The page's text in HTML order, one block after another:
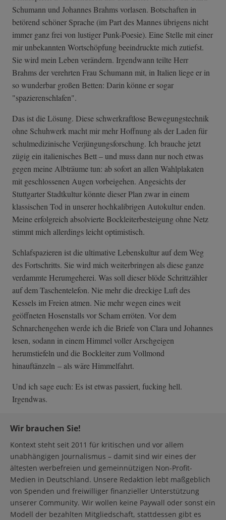
Schumann und Johannes Brahms vorlasen. Botschaften in
betörend schöner Sprache (im Part des Mannes übrigens nicht
immer ganz frei von lustiger Punk-Poesie). Eine Stelle mit einer
mir unbekannten Wortschöpfung beeindruckte mich zutiefst.
Sie wird mein Leben verändern. Irgendwann teilte Herr
Brahms der verehrten Frau Schumann mit, in Italien liege er in
so wunderbar großen Betten: Darin könne er sogar
"spazierenschlafen".
Das ist die Lösung. Diese schwerkraftlose Bewegungstechnik
ohne Schuhwerk macht mir mehr Hoffnung als der Laden für
schulmedizinische Verjüngungsforschung. Ich brauche jetzt
zügig ein italienisches Bett – und muss dann nur noch etwas
gegen meine Albträume tun: ab sofort an allen Wahlplakaten
mit geschlossenen Augen vorbeigehen. Angesichts der
Stuttgarter Stadtkultur könnte dieser Plan zwar in einem
klassischen Tod in unserer hochkalibrigen Autokultur enden.
Meine erfolgreich absolvierte Bockleiterbesteigung ohne Netz
stimmt mich allerdings leicht optimistisch.
Schlafspazieren ist die ultimative Lebenskultur auf dem Weg
des Fortschritts. Sie wird mich weiterbringen als diese ganze
verdammte Herumgeherei. Was soll dieser blöde Schrittzähler
auf dem Taschentelefon. Nie mehr die dreckige Luft des
Kessels im Freien atmen. Nie mehr wegen eines weit
geöffneten Hosenstalls vor Scham erröten. Vor dem
Schnarchengehen werde ich die Briefe von Clara und Johannes
lesen, sodann in einem Himmel voller Arschgeigen
herumstiefeln und die Bockleiter zum Vollmond
hinauftänzeln – als wäre Himmelfahrt.
Und ich sage euch: Es ist etwas passiert, fucking hell.
Irgendwas.
Wir brauchen Sie!
Kontext steht seit 2011 für kritischen und vor allem
unabhängigen Journalismus – damit sind wir eines der
ältesten werbefreien und gemeinnützigen Non-Profit-
Medien in Deutschland. Unsere Redaktion lebt maßgeblich
von Spenden und freiwilliger finanzieller Unterstützung
unserer Community. Wir wollen keine Paywall oder sonst ein
Modell der bezahlten Mitgliedschaft, stattdessen gibt es